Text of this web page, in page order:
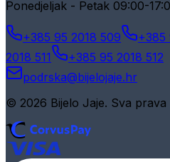
Ponedjeljak - Petak 09:00-
+385 95 2018 509 +385
2018 511
+385 95 2018 512
podrska@bijelojaje.hr
© 2026 Bijelo Jaje. Sva prava